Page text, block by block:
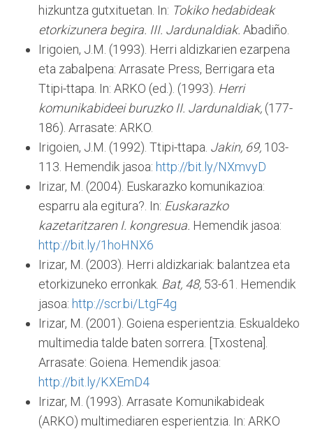
hizkuntza gutxituetan. In: Tokiko hedabideak
etorkizunera begira. III. Jardunaldiak. Abadiño.
Irigoien, J.M. (1993). Herri aldizkarien ezarpena
eta zabalpena: Arrasate Press, Berrigara eta
Ttipi-ttapa. In: ARKO (ed.). (1993). Herri
komunikabideei buruzko II. Jardunaldiak, (177-
186). Arrasate: ARKO.
Irigoien, J.M. (1992). Ttipi-ttapa. Jakin, 69, 103-
113. Hemendik jasoa: http://bit.ly/NXmvyD
Irizar, M. (2004). Euskarazko komunikazioa:
esparru ala egitura?. In: Euskarazko
kazetaritzaren I. kongresua. Hemendik jasoa:
http://bit.ly/1hoHNX6
Irizar, M. (2003). Herri aldizkariak: balantzea eta
etorkizuneko erronkak. Bat, 48, 53-61. Hemendik
jasoa: http://scr.bi/LtgF4g
Irizar, M. (2001). Goiena esperientzia. Eskualdeko
multimedia talde baten sorrera. [Txostena].
Arrasate: Goiena. Hemendik jasoa:
http://bit.ly/KXEmD4
Irizar, M. (1993). Arrasate Komunikabideak
(ARKO) multimediaren esperientzia. In: ARKO